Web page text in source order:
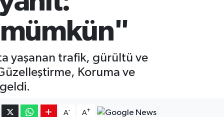
mümkün"
yaşanan trafik, gürültü ve
Koruma ve
A- A+